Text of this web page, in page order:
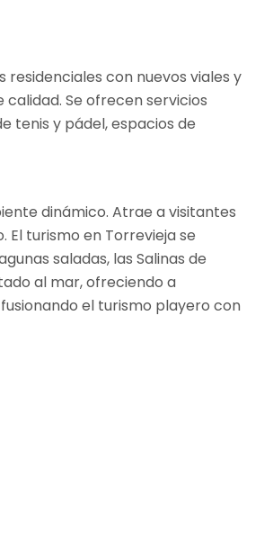
con nuevos viales y
Se ofrecen servicios
tenis y pádel, espacios de
dinámico. Atrae a visitantes
El turismo en Torrevieja se
saladas, las Salinas de
al mar, ofreciendo a
el turismo playero con